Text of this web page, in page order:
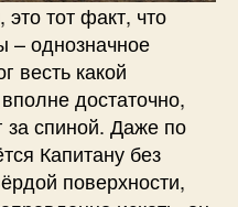
тот факт, что
– однозначное
весть какой
достаточно,
за спиной. Даже по
Капитану без
поверхности,